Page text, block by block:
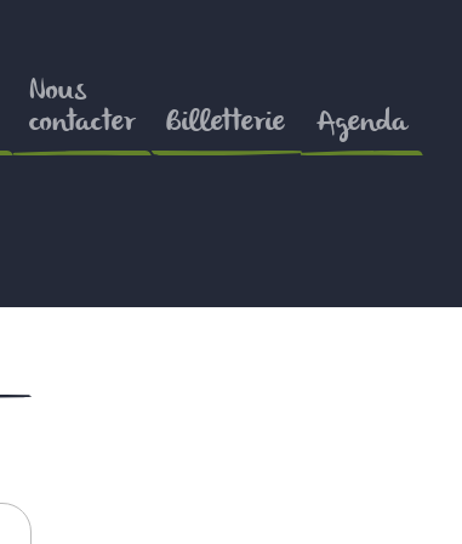
Nous
contacter Billetterie Agenda